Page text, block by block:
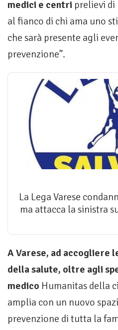
medici e centri prelievi di
al fianco di chi ama uno
che sarà presente agli
prevenzione”.
La Lega Varese
ma attacca la sinistra
A Varese, ad accogliere
della salute, oltre agli
medico Humanitas della
amplia con un nuovo
prevenzione di tutta la